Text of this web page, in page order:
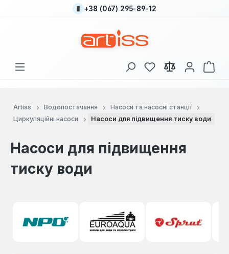
Перейти до основного вмісту
+38 (067) 295-89-12
У вас є 0 у списку
Artiss Водопостачання
Насоси та насосні станції
Циркуляційні насоси
Насоси для підвищення тиску води
Насоси для підвищення
тиску води